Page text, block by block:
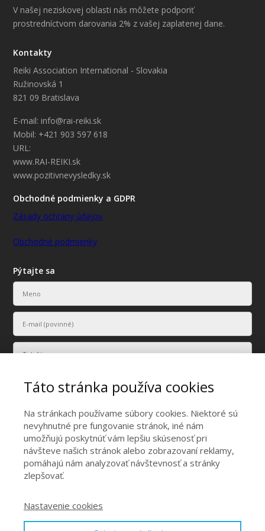
V našej neziskovej oblasti nás môžete podporiť
prostredníctvom darovania 2% z vašej zaplatenej dane.
Kontakty
Reiki Association International - Slovakia
Ružinovská 1
821 09 Bratislava
E-mail: info@rai-reiki.sk
Mobil: +421 903 597 618
URL:
www.RAI-REIKI.sk
www.pozitivnevysledky.sk
Obchodné podmienky a GDPR
Zásady ochrany údajov
Obchodné podmienky
Pýtajte sa
Vaše osobné údaje budú použité len na účely vyriešenia vášho
dopytu.
Táto stránka používa cookies
Na stránkach používame súbory cookies. Niektoré sú
nevyhnutné pre fungovanie stránok, iné nám
umožňujú poskytnúť vám lepšiu skúsenosť pri
návšteve našich stránok alebo zobrazovaní reklamy,
pomáhajú nám analyzovať návštevnosť a stránky
zlepšovať.
Nastavenie cookies